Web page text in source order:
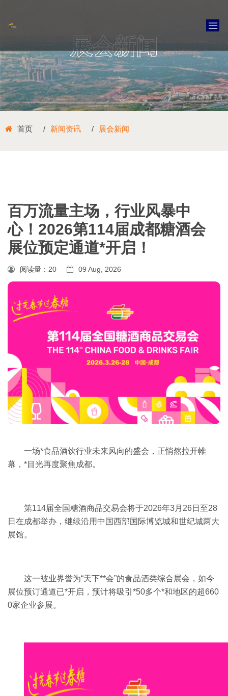
展会新闻
首页 新闻资讯 展会新闻
百万流量主场，行业风暴中
心！2026第114届成都糖酒会
展位预定通道*开启！
阅读量： 20 09 Aug, 2026
一场*食品酒饮行业未来风向的盛会，正悄然拉开帷
幕，*目光再度聚焦成都。
第114届全国糖酒商品交易会将于2026年3月26日至28
日在成都举办，继续沿用中国西部国际博览城和世纪城两大
展馆。
这一被业界誉为“天下**会”的食品酒类综合展会，如今
展位预订通道已*开启，预计将吸引*50多个*和地区的超660
0家企业参展。